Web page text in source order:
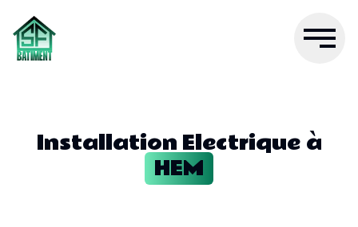
Installation Electriqueà
HEM